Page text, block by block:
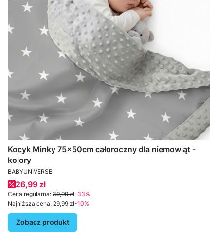
Kocyk Minky 75x50cm całoroczny dla niemowląt -
kolory
PRODUCENT
BABYUNIVERSE
Cena promocyjna
26,99 zł
Cena regularna: 39,99 zł-33%
Najniższa cena: 29,99 zł-10%
Zobacz produkt